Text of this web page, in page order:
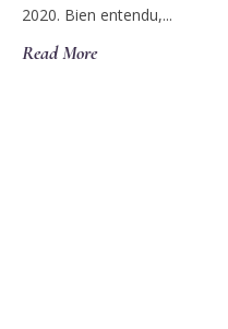
2020. Bien entendu,...
Read More